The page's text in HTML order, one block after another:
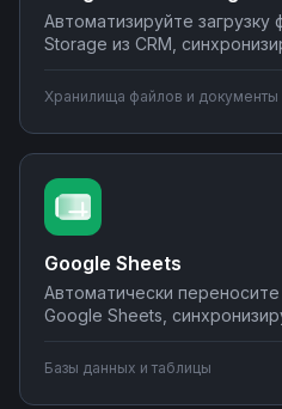
Автоматизируйте загрузку
Storage из CRM,
уведомления о новых
Создавайте интеграции
программирования на
Хранилища файлов и документы
Google Sheets
Автоматически
Google Sheets,
почте или в мессенджеры.
Базы данных и таблицы